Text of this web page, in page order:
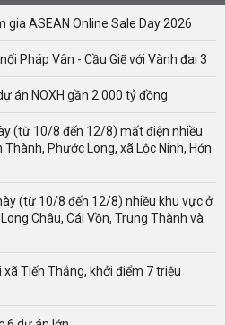
ASEAN Online Sale Day 2026
Pháp Vân - Cầu Giẽ với Vành đai 3
án NOXH gần 2.000 tỷ đồng
(từ 10/8 đến 12/8) mất điện nhiều
Phước Long, xã Lộc Ninh, Hớn
(từ 10/8 đến 12/8) nhiều khu vực ở
Châu, Cái Vồn, Trung Thành và
Tiến Thắng, khởi điểm 7 triệu